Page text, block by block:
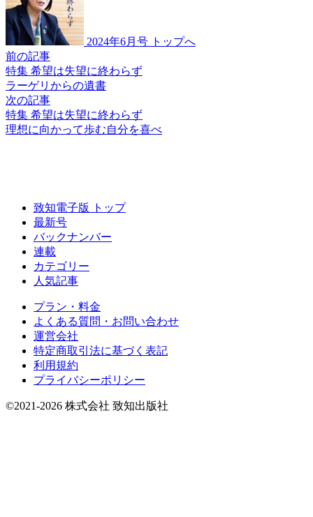
2024年6月号 トップへ
前の記事
特集 希望は失望に終わらず
ラーゲリからの遺書
次の記事
特集 希望は失望に終わらず
理想に向かって歩む自分を喜べ
致知電子版 トップ
最新号
バックナンバー
連載
カテゴリー
人気記事
プラン・料金
よくある質問・お問い合わせ
運営会社
特定商取引法に基づく表記
利用規約
プライバシーポリシー
©2021-2026 株式会社 致知出版社